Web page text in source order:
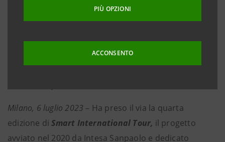
PIÙ OPZIONI
ACCONSENTO
Iniziativa inquadrata nel nuovo modello
sinergico per l’internazionalizzazione delle PMI
attivato dalla Divisione Banca dei Territori con le
Divisioni International Subsidiary Banks e IMI
Milano, 6 luglio 2023 – Ha preso il via la quarta
edizione diSmart International Tour, il progetto
avviato nel 2020 da Intesa Sanpaolo e dedicato